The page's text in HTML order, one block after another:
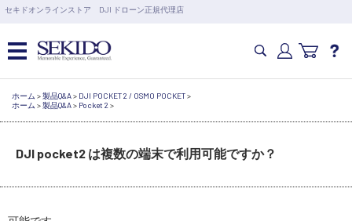
セキドオンラインストア DJI ドローン正規代理店
営業日の15時まで即日出荷
6,000円以上のご購入で送料無料！ポイント1%還元 >>
カメラドローン・生活家電
カメラ・スタビライザー
ホーム >製品Q&A> DJI POCKET 2 / OSMO POCKET>
ホーム >製品Q&A> Pocket 2 >
DJI pocket2 は複数の端末で利用可能ですか？